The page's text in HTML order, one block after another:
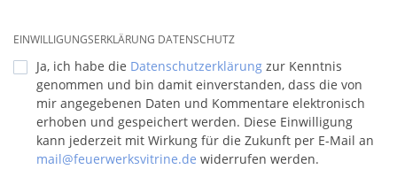
EINWILLIGUNGSERKLÄRUNG DATENSCHUTZ
Ja, ich habe die Datenschutzerklärung zur Kenntnis
genommen und bin damit einverstanden, dass die von
mir angegebenen Daten und Kommentare elektronisch
erhoben und gespeichert werden. Diese Einwilligung
kann jederzeit mit Wirkung für die Zukunft per E-Mail an
mail@feuerwerksvitrine.de widerrufen werden.